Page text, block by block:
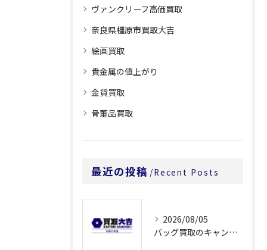
ヴァンクリーフ高価買取
奈良県橿原市買取大吉
絵画買取
貴金属の値上がり
金貨買取
骨董品買取
最近の投稿 Recent Posts
2026/08/05
バッグ買取のキャンペーンで奈良県橿原市でお得に売るための条件と注意点徹底ガイド